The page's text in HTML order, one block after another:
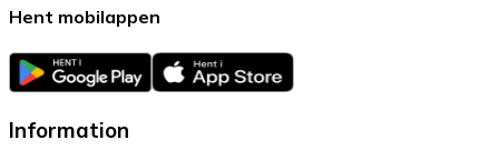
Hent mobilappen
Information